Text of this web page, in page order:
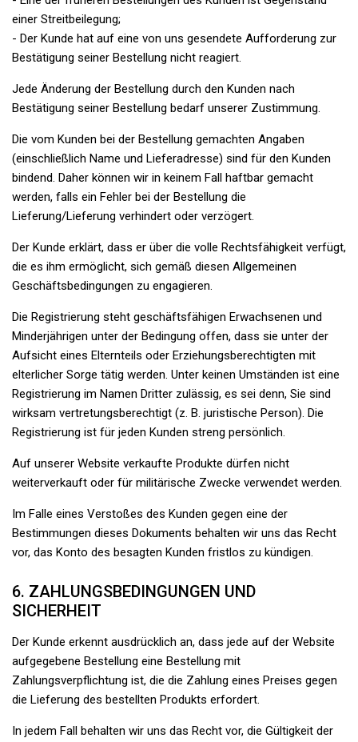
einer Streitbeilegung;
- Der Kunde hat auf eine von uns gesendete Aufforderung zur
Bestätigung seiner Bestellung nicht reagiert.
Jede Änderung der Bestellung durch den Kunden nach
Bestätigung seiner Bestellung bedarf unserer Zustimmung.
Die vom Kunden bei der Bestellung gemachten Angaben
(einschließlich Name und Lieferadresse) sind für den Kunden
bindend. Daher können wir in keinem Fall haftbar gemacht
werden, falls ein Fehler bei der Bestellung die
Lieferung/Lieferung verhindert oder verzögert.
Der Kunde erklärt, dass er über die volle Rechtsfähigkeit verfügt,
die es ihm ermöglicht, sich gemäß diesen Allgemeinen
Geschäftsbedingungen zu engagieren.
Die Registrierung steht geschäftsfähigen Erwachsenen und
Minderjährigen unter der Bedingung offen, dass sie unter der
Aufsicht eines Elternteils oder Erziehungsberechtigten mit
elterlicher Sorge tätig werden. Unter keinen Umständen ist eine
Registrierung im Namen Dritter zulässig, es sei denn, Sie sind
wirksam vertretungsberechtigt (z. B. juristische Person). Die
Registrierung ist für jeden Kunden streng persönlich.
Auf unserer Website verkaufte Produkte dürfen nicht
weiterverkauft oder für militärische Zwecke verwendet werden.
Im Falle eines Verstoßes des Kunden gegen eine der
Bestimmungen dieses Dokuments behalten wir uns das Recht
vor, das Konto des besagten Kunden fristlos zu kündigen.
6. ZAHLUNGSBEDINGUNGEN UND
SICHERHEIT
Der Kunde erkennt ausdrücklich an, dass jede auf der Website
aufgegebene Bestellung eine Bestellung mit
Zahlungsverpflichtung ist, die die Zahlung eines Preises gegen
die Lieferung des bestellten Produkts erfordert.
In jedem Fall behalten wir uns das Recht vor, die Gültigkeit der